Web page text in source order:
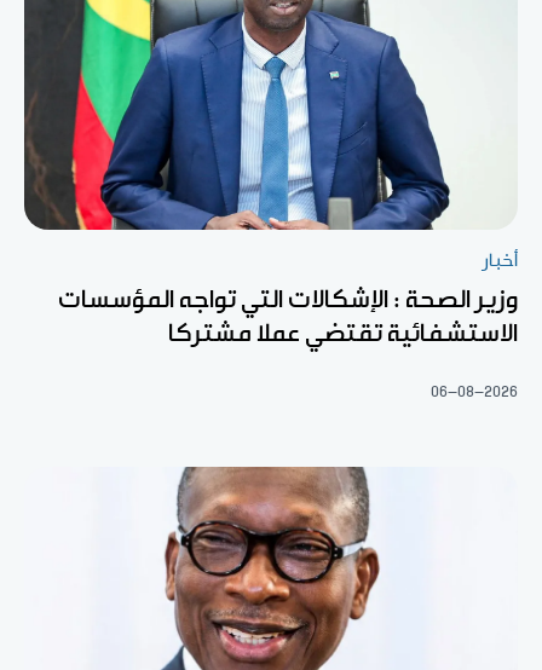
أخبار
وزير الصحة : الإشكالات التي تواجه المؤسسات
الاستشفائية تقتضي عملا مشتركا
06-08-2026